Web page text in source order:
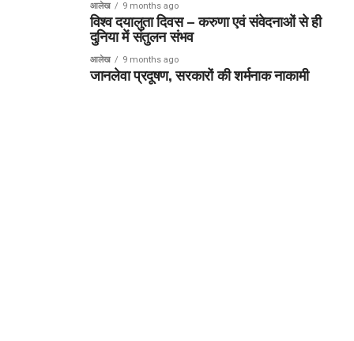
आलेख 9 months ago
विश्व दयालुता दिवस – करुणा एवं संवेदनाओं से ही
दुनिया में संतुलन संभव
आलेख 9 months ago
जानलेवा प्रदूषण, सरकारों की शर्मनाक नाकामी